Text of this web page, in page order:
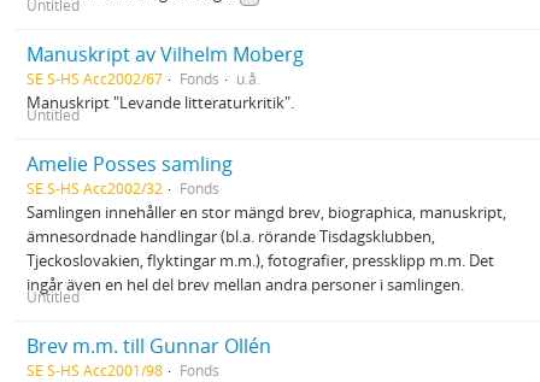
Untitled
Manuskript av Vilhelm Moberg
SE S-HS Acc2002/67 Fonds u.å.
Manuskript "Levande litteraturkritik".
Untitled
Amelie Posses samling
SE S-HS Acc2002/32 Fonds
Samlingen innehåller en stor mängd brev, biographica, manuskript,
ämnesordnade handlingar (bl.a. rörande Tisdagsklubben,
Tjeckoslovakien, flyktingar m.m.), fotografier, pressklipp m.m. Det
ingår även en hel del brev mellan andra personer i samlingen.
Untitled
Brev m.m. till Gunnar Ollén
SE S-HS Acc2001/98 Fonds